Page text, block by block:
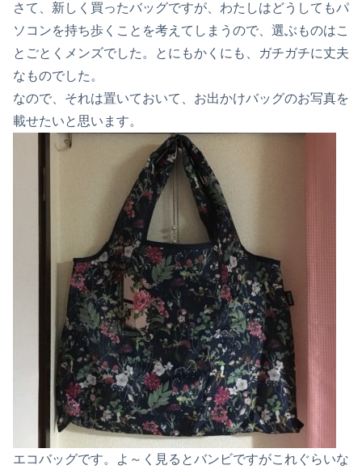
さて、新しく買ったバッグですが、わたしはどうしてもパ
ソコンを持ち歩くことを考えてしまうので、選ぶものはこ
とごとくメンズでした。とにもかくにも、ガチガチに丈夫
なものでした。
なので、それは置いておいて、お出かけバッグのお写真を
載せたいと思います。
エコバッグです。よ～く見るとバンビですがこれぐらいな